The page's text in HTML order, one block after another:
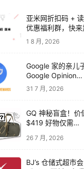
亚米网折扣码 +
优惠福利群，快来
～【附 2026 年 8-
扣码，注册奖励
1 8 月, 2026
Google 家的亲儿
Google Opinion
Rewards 做调查问
31 7 月, 2026
GQ 神秘盲盒！价
$419 好物仅需
耳机、Go Pac 旅
26 7 月, 2026
BJ’s 仓储式超市